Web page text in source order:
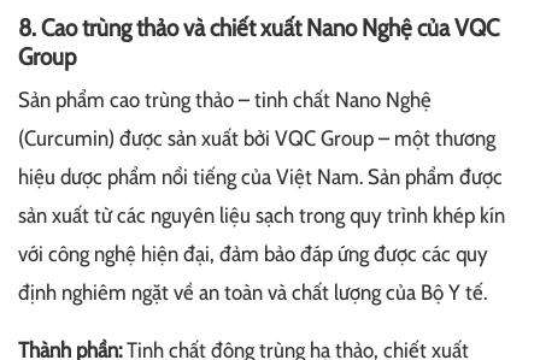
8. Cao trùng thảo và chiết xuất Nano Nghệ của VQC
Group
Sản phẩm cao trùng thảo – tinh chất Nano Nghệ
(Curcumin) được sản xuất bởi VQC Group – một thương
hiệu dược phẩm nổi tiếng của Việt Nam. Sản phẩm được
sản xuất từ các nguyên liệu sạch trong quy trình khép kín
với công nghệ hiện đại, đảm bảo đáp ứng được các quy
định nghiêm ngặt về an toàn và chất lượng của Bộ Y tế.
Thành phần:Tinh chất đông trùng hạ thảo, chiết xuất